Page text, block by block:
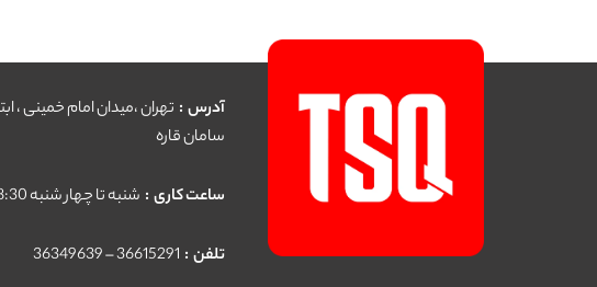
آدرس :
سامان قاره
ساعت کاری : شنبه تا چهار شنبه 8:30 الی 17 – ( پنج شنبه 8:30 الی 13:00 )
تلفن :